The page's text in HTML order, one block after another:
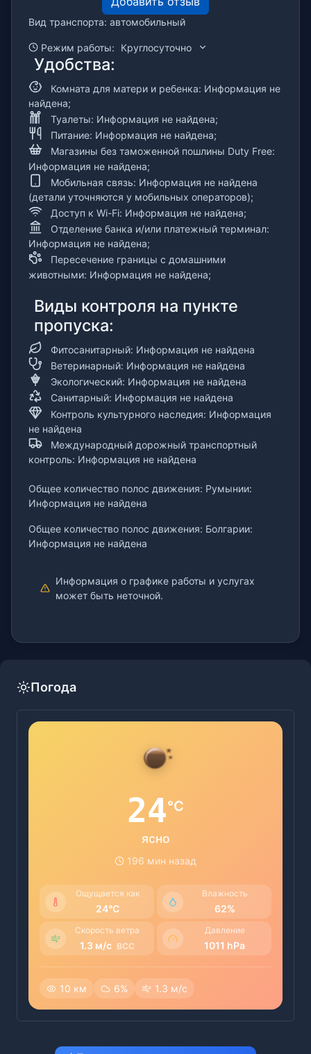
Вид транспорта: автомобильный
Режим работы: Круглосуточно
Удобства:
Комната для матери и ребенка: Информация не
найдена;
Туалеты: Информация не найдена;
Питание: Информация не найдена;
Магазины без таможенной пошлины Duty Free:
Информация не найдена;
Мобильная связь: Информация не найдена
(детали уточняются у мобильных операторов);
Доступ к Wi-Fi: Информация не найдена;
Отделение банка и/или платежный терминал:
Информация не найдена;
Пересечение границы с домашними
животными: Информация не найдена;
Виды контроля на пункте
пропуска:
Фитосанитарный: Информация не найдена
Ветеринарный: Информация не найдена
Экологический: Информация не найдена
Санитарный: Информация не найдена
Контроль культурного наследия: Информация
не найдена
Международный дорожный транспортный
контроль: Информация не найдена
Общее количество полос движения: Румынии:
Информация не найдена
Общее количество полос движения: Болгарии:
Информация не найдена
Информация о графике работы и услугах
может быть неточной.
Погода
24°C
ясно
196 мин назад
Ощущается как
24°C
Влажность
62%
Скорость ветра
1.3 м/с BCC
Давление
1011 hPa
10 км 6% 1.3 м/с